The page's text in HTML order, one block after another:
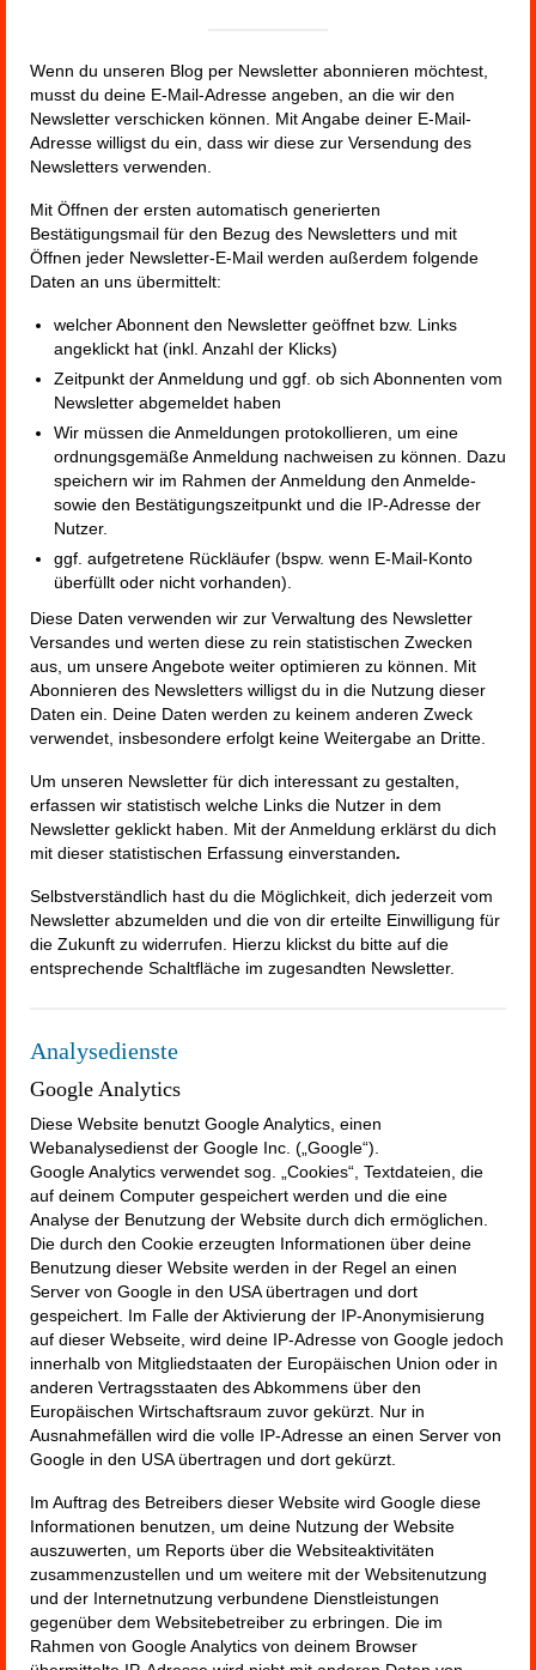
Wenn du unseren Blog per Newsletter abonnieren möchtest,
musst du deine E-Mail-Adresse angeben, an die wir den
Newsletter verschicken können. Mit Angabe deiner E-Mail-
Adresse willigst du ein, dass wir diese zur Versendung des
Newsletters verwenden.
Mit Öffnen der ersten automatisch generierten
Bestätigungsmail für den Bezug des Newsletters und mit
Öffnen jeder Newsletter-E-Mail werden außerdem folgende
Daten an uns übermittelt:
welcher Abonnent den Newsletter geöffnet bzw. Links
angeklickt hat (inkl. Anzahl der Klicks)
Zeitpunkt der Anmeldung und ggf. ob sich Abonnenten vom
Newsletter abgemeldet haben
Wir müssen die Anmeldungen protokollieren, um eine
ordnungsgemäße Anmeldung nachweisen zu können. Dazu
speichern wir im Rahmen der Anmeldung den Anmelde-
sowie den Bestätigungszeitpunkt und die IP-Adresse der
Nutzer.
ggf. aufgetretene Rückläufer (bspw. wenn E-Mail-Konto
überfüllt oder nicht vorhanden).
Diese Daten verwenden wir zur Verwaltung des Newsletter
Versandes und werten diese zu rein statistischen Zwecken
aus, um unsere Angebote weiter optimieren zu können. Mit
Abonnieren des Newsletters willigst du in die Nutzung dieser
Daten ein. Deine Daten werden zu keinem anderen Zweck
verwendet, insbesondere erfolgt keine Weitergabe an Dritte.
Um unseren Newsletter für dich interessant zu gestalten,
erfassen wir statistisch welche Links die Nutzer in dem
Newsletter geklickt haben. Mit der Anmeldung erklärst du dich
mit dieser statistischen Erfassung einverstanden.
Selbstverständlich hast du die Möglichkeit, dich jederzeit vom
Newsletter abzumelden und die von dir erteilte Einwilligung für
die Zukunft zu widerrufen. Hierzu klickst du bitte auf die
entsprechende Schaltfläche im zugesandten Newsletter.
Analysedienste
Google Analytics
Diese Website benutzt Google Analytics, einen
Webanalysedienst der Google Inc. („Google“).
Google Analytics verwendet sog. „Cookies“, Textdateien, die
auf deinem Computer gespeichert werden und die eine
Analyse der Benutzung der Website durch dich ermöglichen.
Die durch den Cookie erzeugten Informationen über deine
Benutzung dieser Website werden in der Regel an einen
Server von Google in den USA übertragen und dort
gespeichert. Im Falle der Aktivierung der IP-Anonymisierung
auf dieser Webseite, wird deine IP-Adresse von Google jedoch
innerhalb von Mitgliedstaaten der Europäischen Union oder in
anderen Vertragsstaaten des Abkommens über den
Europäischen Wirtschaftsraum zuvor gekürzt. Nur in
Ausnahmefällen wird die volle IP-Adresse an einen Server von
Google in den USA übertragen und dort gekürzt.
Im Auftrag des Betreibers dieser Website wird Google diese
Informationen benutzen, um deine Nutzung der Website
auszuwerten, um Reports über die Websiteaktivitäten
zusammenzustellen und um weitere mit der Websitenutzung
und der Internetnutzung verbundene Dienstleistungen
gegenüber dem Websitebetreiber zu erbringen. Die im
Rahmen von Google Analytics von deinem Browser